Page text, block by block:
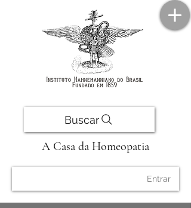
Buscar
A Casa da Homeopatia
Entrar